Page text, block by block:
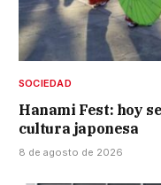
SOCIEDAD
Hanami Fest: hoy
cultura japonesa
8 de agosto de 2026